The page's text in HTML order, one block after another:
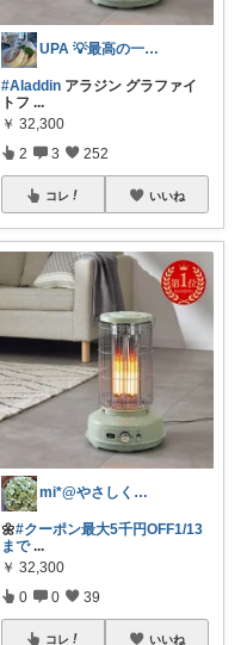
UPA 💡最高の一日を💡
#Aladdin アラジン グラファイ
トフ ...
￥ 32,300
2 3 252
コレ いいね
mi*@やさしく整う暮らし
🌼#クーポン最大5千円OFF1/13
まで ...
￥ 32,300
0 0 39
コレ いいね